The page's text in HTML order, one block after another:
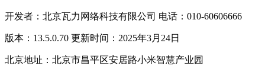
开发者：北京瓦力网络科技有限公司 电话：010-60606666
版本：13.5.0.70 更新时间：2025年3月24日
北京地址：北京市昌平区安居路小米智慧产业园